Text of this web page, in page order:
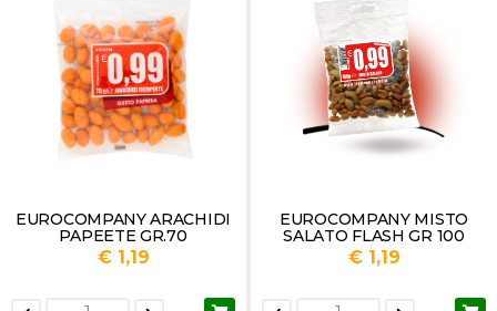
EUROCOMPANY ARACHIDI
PAPEETE GR.70
€ 1,19
EUROCOMPANY MISTO
SALATO FLASH GR 100
€ 1,19